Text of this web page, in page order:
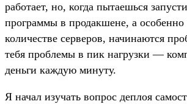
работает, но, когда пытаешься
программы в продакшене, а
количестве серверов, начинаются
тебя проблемы в пик нагрузки —
деньги каждую минуту.
Я начал изучать вопрос деплоя